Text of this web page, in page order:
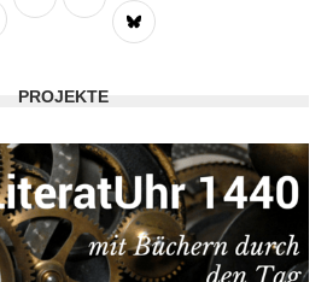
PROJEKTE